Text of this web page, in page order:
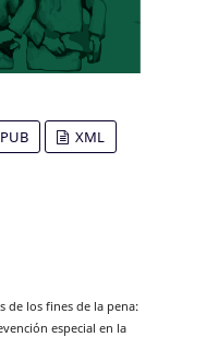
XML
de los fines de la pena:
especial en la